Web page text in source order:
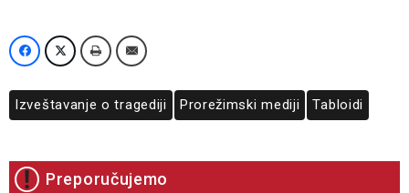
Izveštavanje o tragediji Prorežimski mediji Tabloidi
Preporučujemo